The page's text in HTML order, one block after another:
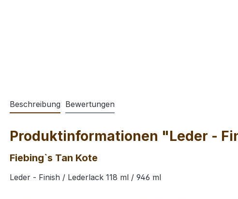
Beschreibung Bewertungen
Produktinformationen "Leder -
Fiebing`s Tan Kote
Leder - Finish / Lederlack 118 ml / 946 ml